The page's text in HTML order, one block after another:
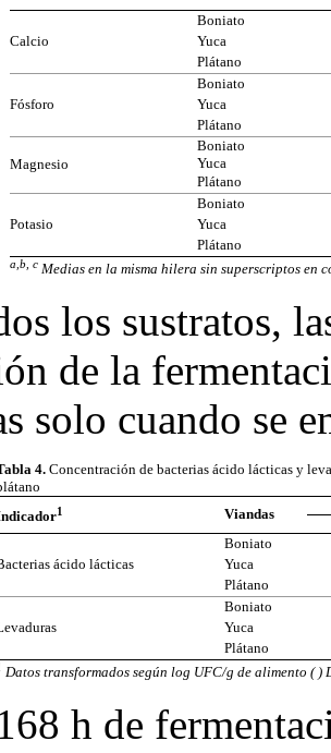
Calcio
Boniato
Yuca
Plátano
Fósforo
Boniato
Yuca
Plátano
Magnesio
Boniato
Yuca
Plátano
Potasio
Boniato
Yuca
Plátano
a,b, cMedias en la misma hilera sin superscriptos en
los sustratos,
de la
solo cuando se
4.Concentración de bacterias ácido lácticas y
1 Viandas
ácido lácticas
Boniato
Yuca
Plátano
Boniato
Yuca
Plátano
Datos transformados según log UFC/g de alimento ( )
h de